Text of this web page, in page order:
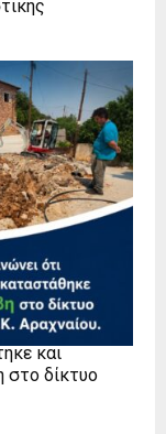
και
δίκτυο